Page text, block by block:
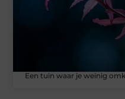
Een tuin waar je weinig